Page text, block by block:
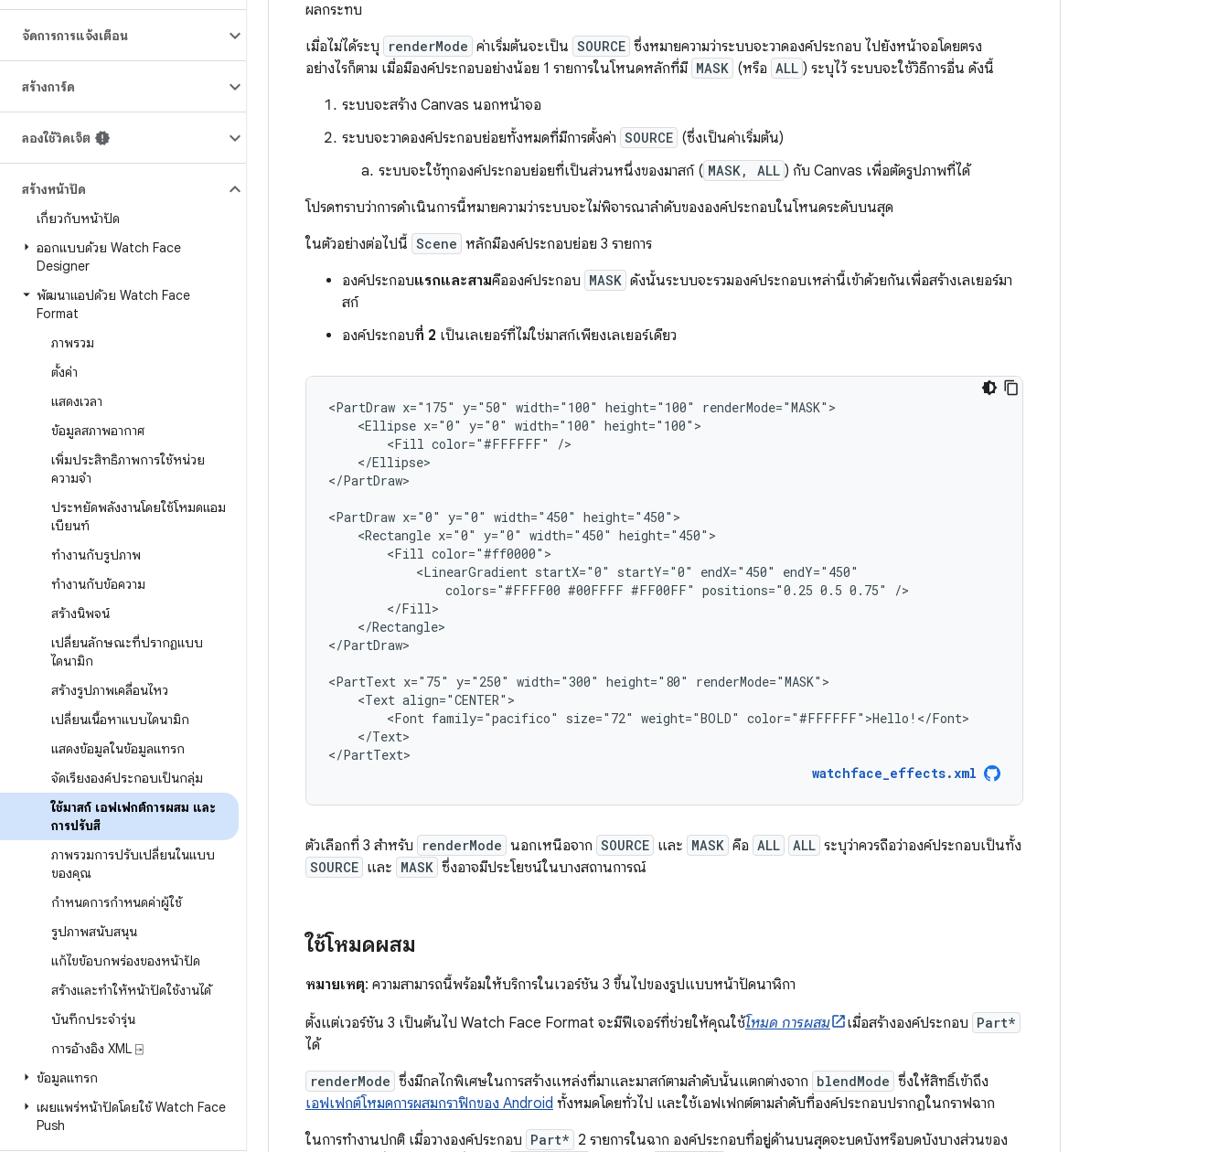
จัดการการแจ้งเตือน
สร้างการ์ด
ลองใช้วิดเจ็ต
สร้างหน้าปัด
เกี่ยวกับหน้าปัด
ออกแบบด้วย Watch Face
Designer
พัฒนาแอปด้วย Watch Face
Format
ภาพรวม
ตั้งค่า
แสดงเวลา
ข้อมูลสภาพอากาศ
เพิ่มประสิทธิภาพการใช้หน่วย
ความจำ
ประหยัดพลังงานโดยใช้โหมดแอม
เบียนท์
ทำงานกับรูปภาพ
ทำงานกับข้อความ
สร้างนิพจน์
เปลี่ยนลักษณะที่ปรากฏแบบ
ไดนามิก
สร้างรูปภาพเคลื่อนไหว
เปลี่ยนเนื้อหาแบบไดนามิก
แสดงข้อมูลในข้อมูลแทรก
จัดเรียงองค์ประกอบเป็นกลุ่ม
ใช้มาสก์ เอฟเฟกต์การผสม และ
การปรับสี
ภาพรวมการปรับเปลี่ยนในแบบ
ของคุณ
กําหนดการกําหนดค่าผู้ใช้
รูปภาพสนับสนุน
แก้ไขข้อบกพร่องของหน้าปัด
สร้างและทำให้หน้าปัดใช้งานได้
บันทึกประจำรุ่น
การอ้างอิง XML ⍈
ข้อมูลแทรก
เผยแพร่หน้าปัดโดยใช้ Watch Face
Push
ผลกระทบ
เมื่อไม่ได้ระบุ
renderMode ค่าเริ่มต้นจะเป็น SOURCE ซึ่งหมายความว่าระบบจะวาดองค์ประกอบ ไปยังหน้าจอโดยตรง
อย่างไรก็ตาม เมื่อมีองค์ประกอบอย่างน้อย 1 รายการในโหนดหลักที่มี MASK (หรือ ALL ) ระบุไว้ ระบบจะใช้วิธีการอื่น ดังนี้
ระบบจะสร้าง Canvas นอกหน้าจอ
ระบบจะวาดองค์ประกอบย่อยทั้งหมดที่มีการตั้งค่า SOURCE (ซึ่งเป็นค่าเริ่มต้น)
ระบบจะใช้ทุกองค์ประกอบย่อยที่เป็นส่วนหนึ่งของมาสก์ ( MASK, ALL ) กับ Canvas เพื่อตัดรูปภาพที่ได้
โปรดทราบว่าการดำเนินการนี้หมายความว่าระบบจะไม่พิจารณาลำดับขององค์ประกอบในโหนดระดับบนสุด
ในตัวอย่างต่อไปนี้ Scene หลักมีองค์ประกอบย่อย 3 รายการ
องค์ประกอบแรกและสามคือองค์ประกอบ MASK ดังนั้นระบบจะรวมองค์ประกอบเหล่านี้เข้าด้วยกันเพื่อสร้างเลเยอร์มา
สก์
องค์ประกอบที่ 2 เป็นเลเยอร์ที่ไม่ใช่มาสก์เพียงเลเยอร์เดียว
<PartDraw x="175" y="50" width="100" height="100"
<Ellipse x="0" y="0" width="100"
<Fill color="#FFFFFF"
</Ellipse>
</PartDraw>
<PartDraw x="0" y="0" width="450"
<Rectangle x="0" y="0" width="450"
<Fill
<LinearGradient startX="0" startY="0" endX="450"
colors="#FFFF00 #00FFFF #FF00FF" positions="0.25 0.5 0.75"
</Rectangle>
</PartDraw>
<PartText x="75" y="250" width="300" height="80"
<Text
<Font family="pacifico" size="72" weight="BOLD"
</Text>
</PartText>
watchface_effects.xml
ตัวเลือกที่ 3 สำหรับ renderMode นอกเหนือจาก SOURCE และ MASK คือ ALL ALL ระบุว่าควรถือว่าองค์ประกอบเป็นทั้ง
SOURCE และ MASK ซึ่งอาจมีประโยชน์ในบางสถานการณ์
ใช้โหมดผสม
หมายเหตุ: ความสามารถนี้พร้อมให้บริการในเวอร์ชัน 3 ขึ้นไปของรูปแบบหน้าปัดนาฬิกา
ตั้งแต่เวอร์ชัน 3 เป็นต้นไป Watch Face Format จะมีฟีเจอร์ที่ช่วยให้คุณใช้โหมด การผสม เมื่อสร้างองค์ประกอบ Part*
ได้
renderMode ซึ่งมีกลไกพิเศษในการสร้างแหล่งที่มาและมาสก์ตามลำดับนั้นแตกต่างจาก blendMode ซึ่งให้สิทธิ์เข้าถึง
เอฟเฟกต์โหมดการผสมกราฟิกของ Android ทั้งหมดโดยทั่วไป และใช้เอฟเฟกต์ตามลำดับที่องค์ประกอบปรากฏในกราฟฉาก
ในการทำงานปกติ เมื่อวางองค์ประกอบ Part* 2 รายการในฉาก องค์ประกอบที่อยู่ด้านบนสุดจะบดบังหรือบดบังบางส่วนของ